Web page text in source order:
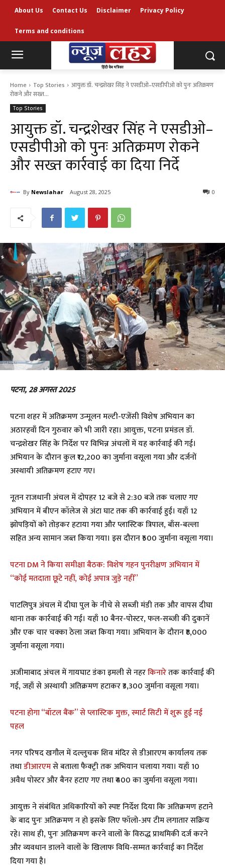
About Us Contact Us Disclaimer Privacy Policy
Terms and conditions
Home Top Stories
आयुक्त डॉ. चन्द्रशेखर सिंह ने एसडीओ–एसडीपीओ को पुनः अतिक्रमण
रोकने और सख्त...
Top Stories
आयुक्त डॉ. चन्द्रशेखर सिंह ने एसडीओ–
एसडीपीओ को पुनः अतिक्रमण रोकने
और सख्त कार्रवाई का दिया निर्दे
By Newslahar August 28, 2025 0
पटना, 28 अगस्त 2025
पटना शहर में अतिक्रमण उन्मूलन मल्टी-एजेंसी विशेष अभियान का
अठारहवाँ दिन गुरुवार को भी जारी रहा। आयुक्त, पटना प्रमंडल डॉ.
चन्द्रशेखर सिंह के निर्देश पर विभिन्न अंचलों में यह कार्रवाई की गई।
अभियान के दौरान कुल ₹12,200 का जुर्माना वसूला गया और दर्जनों
अस्थायी अतिक्रमण हटाए गए।
नूतन राजधानी अंचल में दोपहर 12 बजे से 2:30 बजे तक चलाए गए
अभियान में बीएन कॉलेज से अंटा घाट तक की कार्रवाई हुई। यहाँ 12
झोपड़ियों को तोड़कर हटाया गया और प्लास्टिक त्रिपाल, बाँस-बल्ला
सहित अन्य सामान जब्त किया गया। इस दौरान ₹500 जुर्माना वसूला गया।
पटना DM ने किया समीक्षा बैठक: विशेष गहन पुनरीक्षण अभियान में
‘‘कोई मतदाता छूटे नहीं, कोई अपात्र जुड़े नहीं’’
पाटलिपुत्र अंचल में दीघा पुल के नीचे से सब्जी मंडी तक और वापस दीघा
थाना तक कार्रवाई की गई। यहाँ 10 बैनर-पोस्टर, फल-सब्जी की दुकानें
और एक चार चक्का ठेला जब्त किया गया। अभियान के दौरान ₹8,000
जुर्माना वसूला गया।
अजीमाबाद अंचल में गायघाट डंका इमली से नहरकिनारेतक कार्रवाई की
गई, जहाँ से अस्थायी अतिक्रमण हटाकर ₹3,300 जुर्माना वसूला गया।
पटना होगा “बॉटल बैंक” से प्लास्टिक मुक्त, स्मार्ट सिटी में शुरू हुई नई
पहल
नगर परिषद खगौल में दल्लुचक शिव मंदिर से डीआरएम कार्यालय तक
तथाडीआरएमसे बताला फैक्ट्री तक अभियान चलाया गया। यहाँ 10
अवैध पोस्टर और बैनर हटाए गए तथा ₹400 का जुर्माना वसूला गया।
आयुक्त ने संबंधित अधिकारियों को स्पष्ट निर्देश दिया कि अतिक्रमण हटाने
के बाद पुनः अतिक्रमण न हो इसके लिए फॉलो-अप टीम लगातार सक्रिय
रहे। साथ ही, पुनः अतिक्रमण करने वालों के विरुद्ध प्राथमिकी दर्ज करने
और व्यवधान डालने वालों के खिलाफ विधि-सम्मत कार्रवाई का निर्देश
दिया गया है।